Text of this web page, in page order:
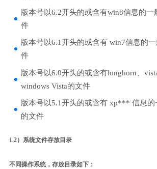
版本号以6.2开头的或含有win8信息的一
件
版本号以6.1开头的或含有 win7信息的
件
版本号以6.0开头的或含有longhorn、
windows Vista的文件
版本号以5.1开头的或含有 xp*** 信息的
的文件
1.2）系统文件存放目录
不同操作系统，存放目录如下：